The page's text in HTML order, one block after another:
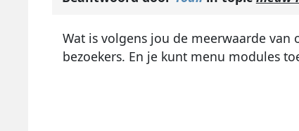
Wat is volgens jou de meerwaarde
bezoekers. En je kunt menu modules